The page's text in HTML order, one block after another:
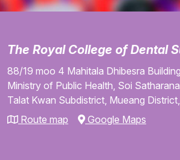
The Royal College of Dental
88/19 moo 4 Mahitala Dhibesra Building
Ministry of Public Health, Soi
Talat Kwan Subdistrict, Mueang District,
Route map
Google Maps